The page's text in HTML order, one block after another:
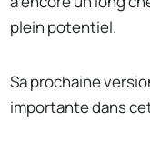
plein potentiel.
Sa prochaine
importante dans